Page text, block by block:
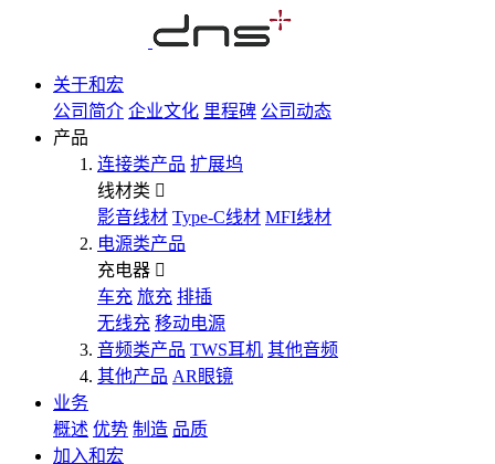
关于和宏
公司简介 企业文化 里程碑 公司动态
产品
连接类产品 扩展坞
线材类
影音线材 Type-C线材 MFI线材
电源类产品
充电器
车充 旅充 排插
无线充 移动电源
音频类产品 TWS耳机 其他音频
其他产品 AR眼镜
业务
概述 优势 制造 品质
加入和宏